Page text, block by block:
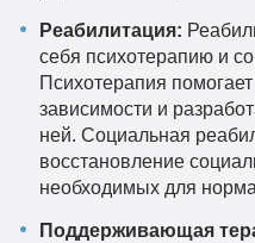
Реабилитация:
себя психотерапию и
Психотерапия
зависимости и
ней. Социальная
восстановление
необходимых для
Поддерживающая